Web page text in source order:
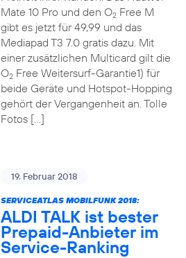
Mate 10 Pro und den O2Free M
gibt es jetzt für 49,99 und das
Mediapad T3 7.0 gratis dazu. Mit
einer zusätzlichen Multicard gilt die
O2Free Weitersurf-Garantie1) für
beide Geräte und Hotspot-Hopping
gehört der Vergangenheit an. Tolle
Fotos […]
19. Februar 2018
SERVICEATLAS MOBILFUNK 2018:
ALDI TALK ist bester
Prepaid-Anbieter im
Service-Ranking